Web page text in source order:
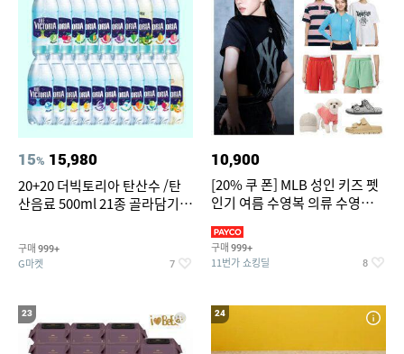
15% 15,980
20+20 더빅토리아 탄산수 /탄
산음료 500ml 21종 골라담기
구매 999+
G마켓 7
10,900
[20% 쿠 폰] MLB 성인 키즈 펫
인기 여름 수영복 의류 수영복
구매 999+
11번가 쇼킹딜 8
23 24